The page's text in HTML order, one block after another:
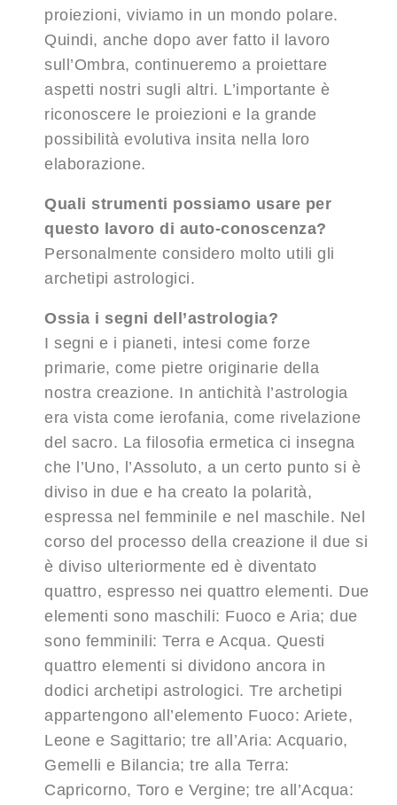
proiezioni, viviamo in un mondo polare.
Quindi, anche dopo aver fatto il lavoro
sull’Ombra, continueremo a proiettare
aspetti nostri sugli altri. L’importante è
riconoscere le proiezioni e la grande
possibilità evolutiva insita nella loro
elaborazione.
Quali strumenti possiamo usare per
questo lavoro di auto-conoscenza?
Personalmente considero molto utili gli
archetipi astrologici.
Ossia i segni dell’astrologia?
I segni e i pianeti, intesi come forze
primarie, come pietre originarie della
nostra creazione. In antichità l’astrologia
era vista come ierofania, come rivelazione
del sacro. La filosofia ermetica ci insegna
che l’Uno, l’Assoluto, a un certo punto si è
diviso in due e ha creato la polarità,
espressa nel femminile e nel maschile. Nel
corso del processo della creazione il due si
è diviso ulteriormente ed è diventato
quattro, espresso nei quattro elementi. Due
elementi sono maschili: Fuoco e Aria; due
sono femminili: Terra e Acqua. Questi
quattro elementi si dividono ancora in
dodici archetipi astrologici. Tre archetipi
appartengono all’elemento Fuoco: Ariete,
Leone e Sagittario; tre all’Aria: Acquario,
Gemelli e Bilancia; tre alla Terra:
Capricorno, Toro e Vergine; tre all’Acqua: